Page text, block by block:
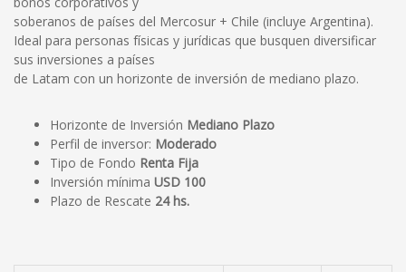
soberanos de países del Mercosur + Chile (incluye Argentina).
Ideal para personas físicas y jurídicas que busquen diversificar
sus inversiones a países
de Latam con un horizonte de inversión de mediano plazo.
Horizonte de Inversión Mediano Plazo
Perfil de inversor: Moderado
Tipo de Fondo Renta Fija
Inversión mínima USD 100
Plazo de Rescate 24 hs.